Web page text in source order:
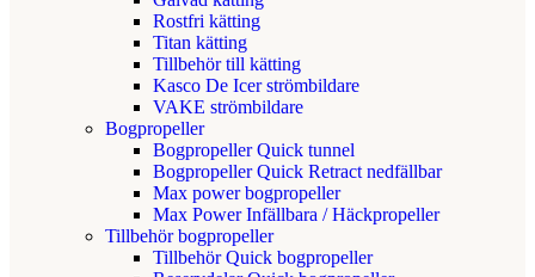
Rostfri kätting
Titan kätting
Tillbehör till kätting
Kasco De Icer strömbildare
VAKE strömbildare
Bogpropeller
Bogpropeller Quick tunnel
Bogpropeller Quick Retract nedfällbar
Max power bogpropeller
Max Power Infällbara / Häckpropeller
Tillbehör bogpropeller
Tillbehör Quick bogpropeller